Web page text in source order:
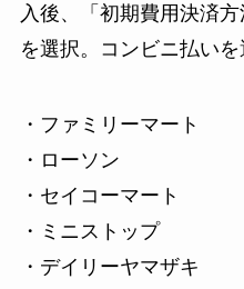
入後、「初期費用決済
を選択。コンビニ払いを
・ファミリーマート
・ローソン
・セイコーマート
・ミニストップ
・デイリーヤマザキ